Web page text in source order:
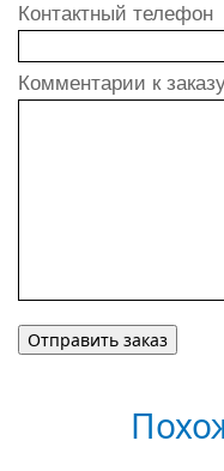
Контактный телефон
Комментарии к